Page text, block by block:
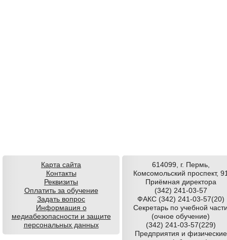
Карта сайта
Контакты
Реквизиты
Оплатить за обучение
Задать вопрос
Информация о
медиабезопасности и защите
персональных данных
614099, г. Пермь,
Комсомольский проспект,
Приёмная директора
(342) 241-03-57
ФАКС (342) 241-03-57(20)
Секретарь по учебной
(очное обучение)
(342) 241-03-57(229)
Предприятия и физические